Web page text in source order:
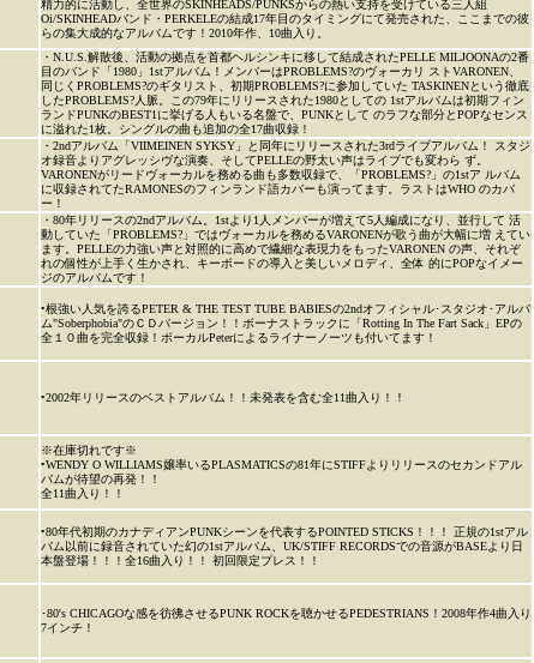
精力的に活動し、全世界のSKINHEADS/PUNKSからの熱い支持を受けている三人組
Oi/SKINHEADバンド・PERKELEの結成17年目のタイミングにて発売された、ここまでの彼
らの集大成的なアルバムです！2010年作、10曲入り。
・N.U.S.解散後、活動の拠点を首都ヘルシンキに移して結成されたPELLE MILJOONAの2番
目のバンド「1980」1stアルバム！メンバーはPROBLEMS?のヴォーカリ ストVARONEN、
同じくPROBLEMS?のギタリスト、初期PROBLEMS?に参加していた TASKINENという徹底
したPROBLEMS?人脈。この79年にリリースされた1980としての 1stアルバムは初期フィン
ランドPUNKのBEST1に挙げる人もいる名盤で、PUNKとして のラフな部分とPOPなセンス
に溢れた1枚。シングルの曲も追加の全17曲収録！
・2ndアルバム「VIIMEINEN SYKSY」と同年にリリースされた3rdライブアルバム！ スタジ
オ録音よりアグレッシヴな演奏、そしてPELLEの野太い声はライブでも変わら ず。
VARONENがリードヴォーカルを務める曲も多数収録で、「PROBLEMS?」の1stア ルバム
に収録されてたRAMONESのフィンランド語カバーも演ってます。ラストはWHO のカバ
ー！
・80年リリースの2ndアルバム。1stより1人メンバーが増えて5人編成になり、並行して 活
動していた「PROBLEMS?」ではヴォーカルを務めるVARONENが歌う曲が大幅に増 えてい
ます。PELLEの力強い声と対照的に高めで繊細な表現力をもったVARONEN の声、それぞ
れの個性が上手く生かされ、キーボードの導入と美しいメロディ、全体 的にPOPなイメー
ジのアルバムです！
•根強い人気を誇るPETER & THE TEST TUBE BABIESの2ndオフィシャル･スタジオ･アルバ
ム"Soberphobia"のＣＤバージョン！！ボーナストラックに「Rotting In The Fart Sack」EPの
全１０曲を完全収録！ボーカルPeterによるライナーノーツも付いてます！
•2002年リリースのベストアルバム！！未発表を含む全11曲入り！！
※在庫切れです※
•WENDY O WILLIAMS嬢率いるPLASMATICSの81年にSTIFFよりリリースのセカンドアル
バムが待望の再発！！
全11曲入り！！
•80年代初期のカナディアンPUNKシーンを代表するPOINTED STICKS！！！ 正規の1stアル
バム以前に録音されていた幻の1stアルバム、UK/STIFF RECORDSでの音源がBASEより日
本盤登場！！！全16曲入り！！ 初回限定プレス！！
･80's CHICAGOな感を彷彿させるPUNK ROCKを聴かせるPEDESTRIANS！2008年作4曲入り
7インチ！